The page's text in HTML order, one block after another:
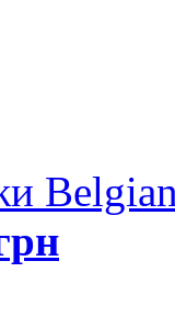
Belgian